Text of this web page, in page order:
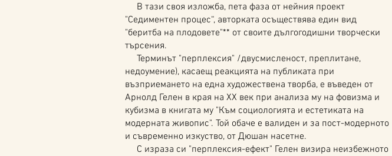
В тази своя изложба, пета фаза от нейния проект
"Седиментен процес“, авторката осъществява един вид
"беритба на плодовете"** от своите дългогодишни творчески
търсения.
Терминът "перплексия" /двусмисленост, преплитане,
недоумение), касаещ реакцията на публиката при
възприемането на една художествена творба, е въведен от
Арнолд Гелен в края на ХХ век при анализа му на фовизма и
кубизма в книгата му "Към социологията и естетиката на
модерната живопис". Той обаче е валиден и за пост-модерното
и съвременно изкуство, от Дюшан насетне.
С израза си "перплексия-ефект" Гелен визира неизбежното